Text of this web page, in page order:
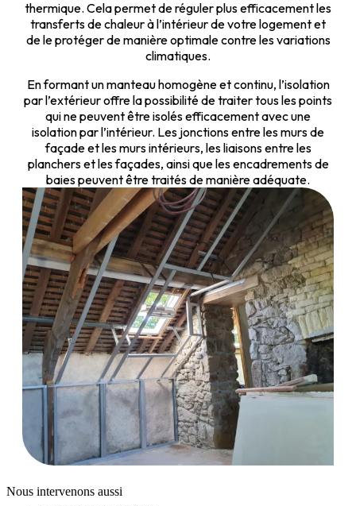
thermique. Cela permet de réguler plus efficacement les
transferts de chaleur à l’intérieur de votre logement et
de le protéger de manière optimale contre les variations
climatiques.
En formant un manteau homogène et continu, l’isolation
par l’extérieur offre la possibilité de traiter tous les points
qui ne peuvent être isolés efficacement avec une
isolation par l’intérieur. Les jonctions entre les murs de
façade et les murs intérieurs, les liaisons entre les
planchers et les façades, ainsi que les encadrements de
baies peuvent être traités de manière adéquate.
Nous intervenons aussi